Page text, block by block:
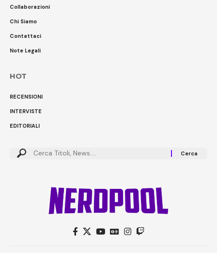
Collaborazioni
Chi Siamo
Contattaci
Note Legali
HOT
RECENSIONI
INTERVISTE
EDITORIALI
Cerca: